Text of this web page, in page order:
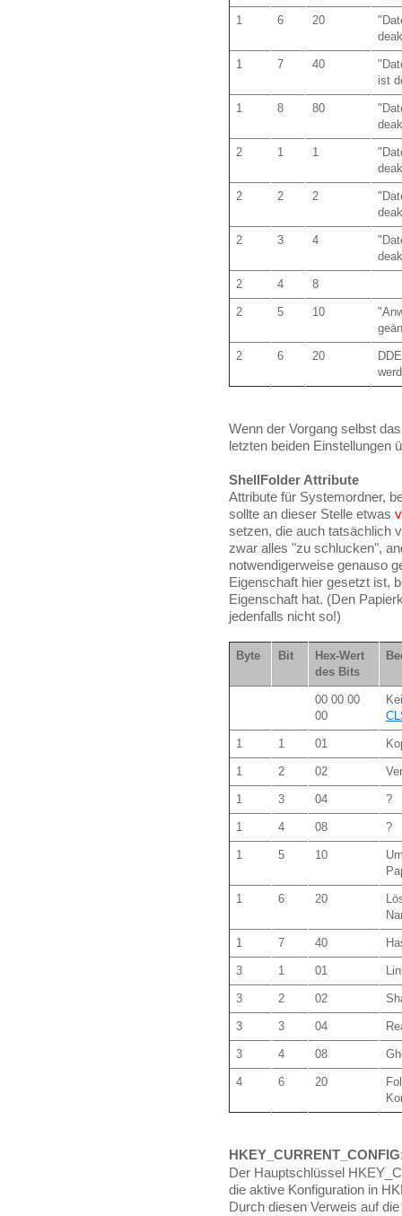
1 6 20
1 7 40
ist
1 8 80
2 1 1
2 2 2
2 3 4
2 4 8
2 5 10
2 6 20
Wenn der Vorgang selbst
letzten beiden Einstellungen
ShellFolder Attribute
Attribute für Systemordner,
sollte an dieser Stelle etwas
setzen, die auch tatsächlich
zwar alles "zu schlucken",
notwendigerweise genauso
Eigenschaft hier gesetzt ist,
Eigenschaft hat. (Den
jedenfalls nicht so!)
Byte Bit
Hex-Wert
des Bits
00 00 00
00
1 1 01
1 2 02
1 3 04 ?
1 4 08 ?
1 5 10
1 6 20
1 7 40
3 1 01
3 2 02
3 3 04
3 4 08
4 6 20
HKEY_CURRENT_CONFIG
Der Hauptschlüssel
die aktive Konfiguration in
Durch diesen Verweis auf